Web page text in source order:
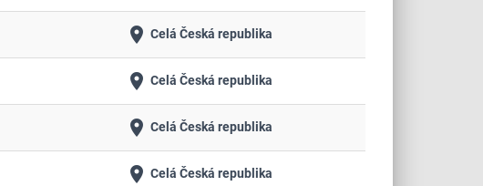
place Celá Česká republika
place Celá Česká republika
place Celá Česká republika
place Celá Česká republika